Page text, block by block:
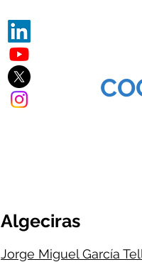
Algeciras
Jorge Miguel García